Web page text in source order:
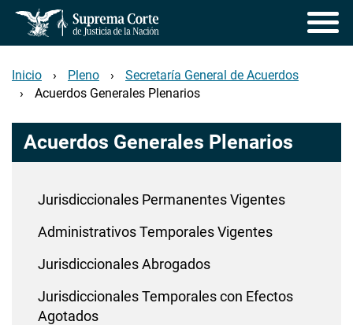
Pasar
contenido
principal
Inicio Pleno
Secretaría General de Acuerdos
Acuerdos Generales Plenarios
Acuerdos Generales Plenarios
Jurisdiccionales Permanentes Vigentes
Administrativos Temporales Vigentes
Jurisdiccionales Abrogados
Jurisdiccionales Temporales con Efectos
Agotados